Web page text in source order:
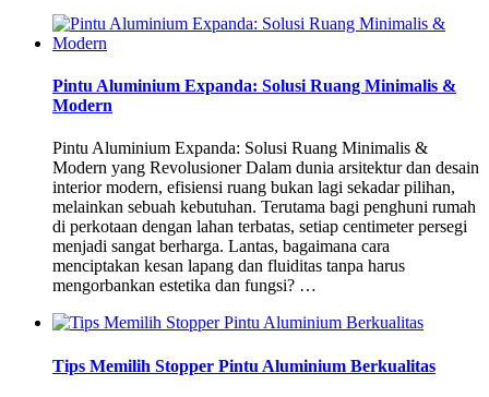
Pintu Aluminium Expanda: Solusi Ruang Minimalis &
Modern
Pintu Aluminium Expanda: Solusi Ruang Minimalis &
Modern yang Revolusioner Dalam dunia arsitektur dan desain
interior modern, efisiensi ruang bukan lagi sekadar pilihan,
melainkan sebuah kebutuhan. Terutama bagi penghuni rumah
di perkotaan dengan lahan terbatas, setiap centimeter persegi
menjadi sangat berharga. Lantas, bagaimana cara
menciptakan kesan lapang dan fluiditas tanpa harus
mengorbankan estetika dan fungsi? …
Tips Memilih Stopper Pintu Aluminium Berkualitas